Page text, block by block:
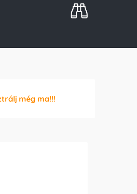
még ma!!!